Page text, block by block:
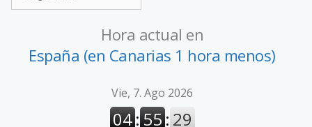
Hora actual en
España (en Canarias 1 hora menos)